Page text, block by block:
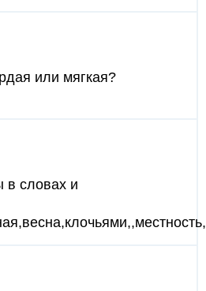
или мягкая?
в словах и